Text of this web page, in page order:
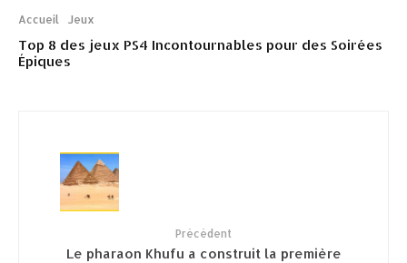
Accueil Jeux
Top 8 des jeux PS4 Incontournables pour des Soirées
Épiques
Précédent
Le pharaon Khufu a construit la première